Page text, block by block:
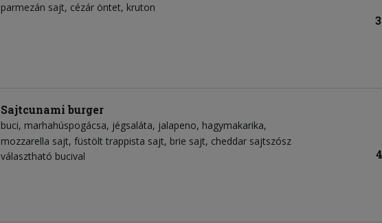
parmezán sajt cézár öntet kruton
Sajtcunami burger
buci marhahúspogácsa jégsaláta jalapeno hagymakarika
mozzarella sajt füstölt trappista sajt brie sajt cheddar sajtszósz
választható bucival